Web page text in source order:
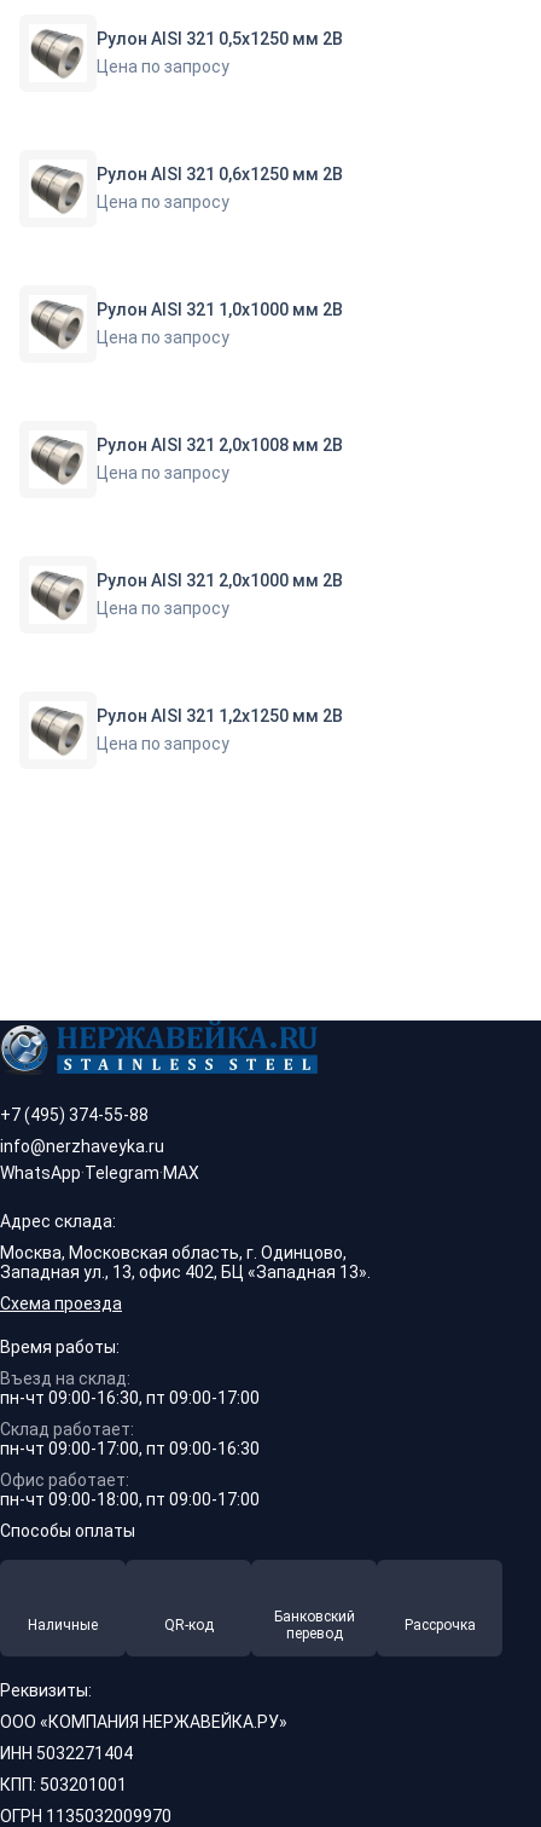
Рулон AISI 321 0,5х1250 мм 2В
Цена по запросу
Рулон AISI 321 0,6х1250 мм 2В
Цена по запросу
Рулон AISI 321 1,0х1000 мм 2В
Цена по запросу
Рулон AISI 321 2,0х1008 мм 2В
Цена по запросу
Рулон AISI 321 2,0х1000 мм 2В
Цена по запросу
Рулон AISI 321 1,2х1250 мм 2В
Цена по запросу
+7 (495) 374-55-88
info@nerzhaveyka.ru
WhatsApp·Telegram·MAX
Адрес склада:
Москва, Московская область, г. Одинцово,
Западная ул., 13, офис 402, БЦ «Западная 13».
Схема проезда
Время работы:
Въезд на склад:
пн-чт 09:00-16:30, пт 09:00-17:00
Склад работает:
пн-чт 09:00-17:00, пт 09:00-16:30
Офис работает:
пн-чт 09:00-18:00, пт 09:00-17:00
Способы оплаты
Наличные QR-код
Банковский
перевод
Рассрочка
Реквизиты:
ООО «КОМПАНИЯ НЕРЖАВЕЙКА.РУ»
ИНН 5032271404
КПП: 503201001
ОГРН 1135032009970